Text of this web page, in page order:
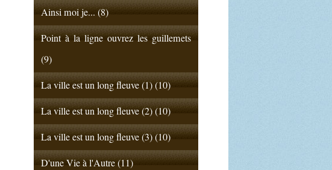
Ainsi moi je... (8)
Point à la ligne ouvrez les guillemets
(9)
La ville est un long fleuve (1) (10)
La ville est un long fleuve (2) (10)
La ville est un long fleuve (3) (10)
D'une Vie à l'Autre (11)